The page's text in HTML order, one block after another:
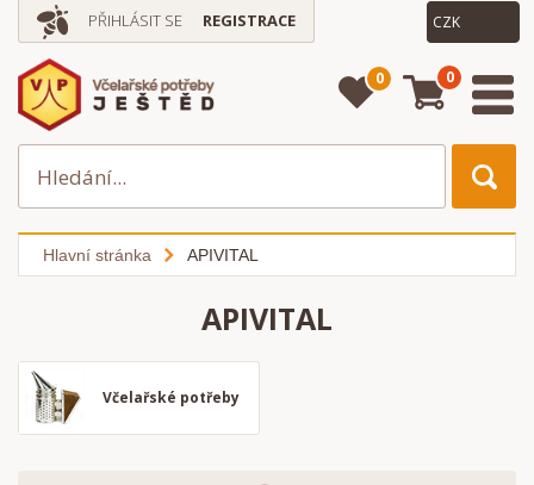
PŘIHLÁSIT SE REGISTRACE
0 0
Hlavní stránka APIVITAL
APIVITAL
Včelařské potřeby